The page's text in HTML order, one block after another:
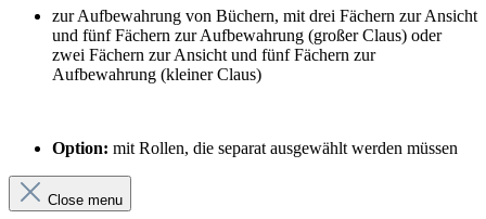
zur Aufbewahrung von Büchern, mit drei Fächern zur Ansicht
und fünf Fächern zur Aufbewahrung (großer Claus) oder
zwei Fächern zur Ansicht und fünf Fächern zur
Aufbewahrung (kleiner Claus)
Option: mit Rollen, die separat ausgewählt werden müssen
Close menu